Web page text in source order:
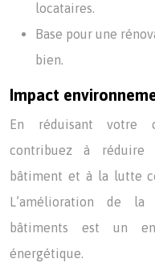
locataires.
Base pour une
bien.
Impact
En réduisant votre
contribuez à réduire
bâtiment et à la lutte
L’amélioration de la
bâtiments est un
énergétique.